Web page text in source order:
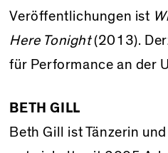
Veröffentlichungen ist
Here Tonight(2013).
für Performance an der
BETH GILL
Beth Gill ist Tänzerin